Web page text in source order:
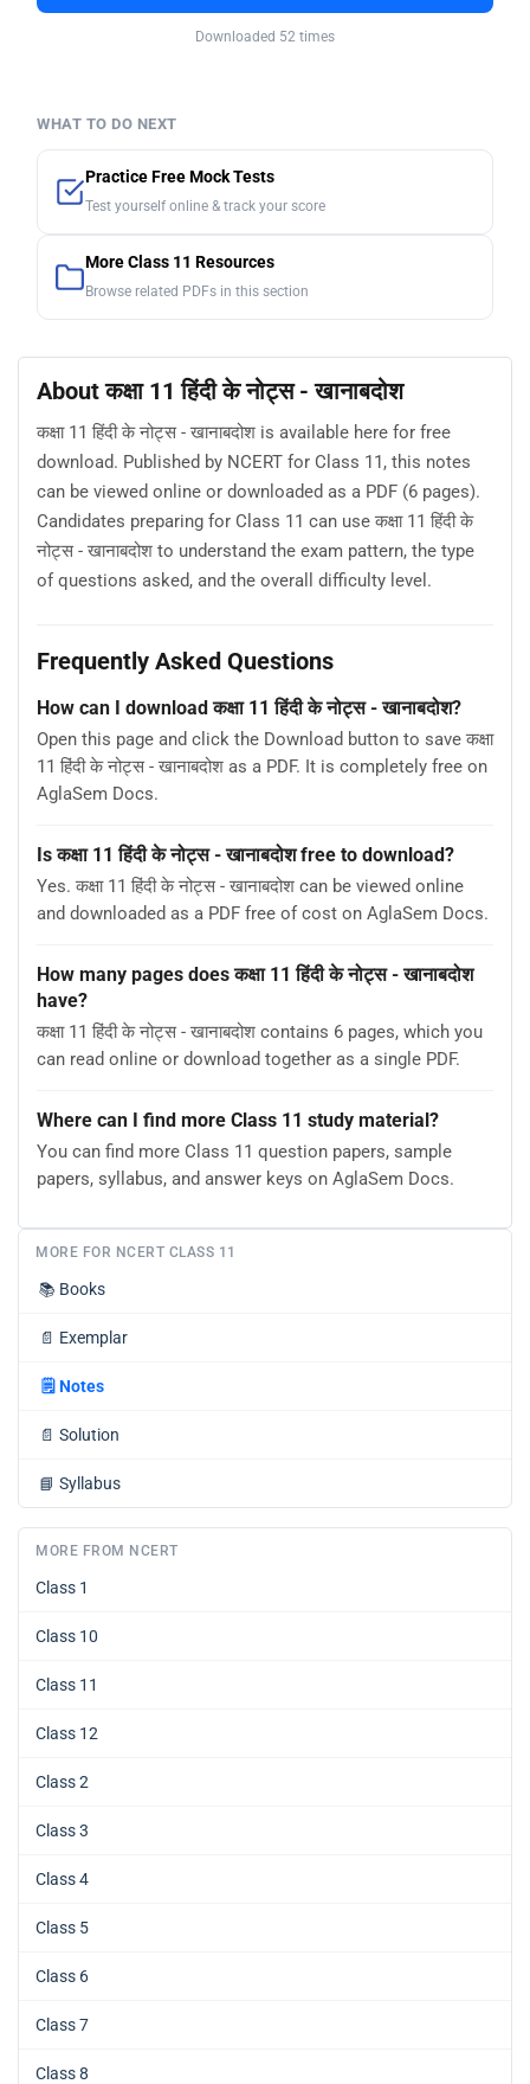
Downloaded 52 times
WHAT TO DO NEXT
Practice Free Mock Tests
Test yourself online & track your score
More Class 11 Resources
Browse related PDFs in this section
About कक्षा 11 हिंदी के नोट्स - खानाबदोश
कक्षा 11 हिंदी के नोट्स - खानाबदोश is available here for free
download. Published by NCERT for Class 11, this notes
can be viewed online or downloaded as a PDF (6 pages).
Candidates preparing for Class 11 can use कक्षा 11 हिंदी के
नोट्स - खानाबदोश to understand the exam pattern, the type
of questions asked, and the overall difficulty level.
Frequently Asked Questions
How can I download कक्षा 11 हिंदी के नोट्स - खानाबदोश?
Open this page and click the Download button to save कक्षा
11 हिंदी के नोट्स - खानाबदोश as a PDF. It is completely free on
AglaSem Docs.
Is कक्षा 11 हिंदी के नोट्स - खानाबदोश free to download?
Yes. कक्षा 11 हिंदी के नोट्स - खानाबदोश can be viewed online
and downloaded as a PDF free of cost on AglaSem Docs.
How many pages does कक्षा 11 हिंदी के नोट्स - खानाबदोश
have?
कक्षा 11 हिंदी के नोट्स - खानाबदोश contains 6 pages, which you
can read online or download together as a single PDF.
Where can I find more Class 11 study material?
You can find more Class 11 question papers, sample
papers, syllabus, and answer keys on AglaSem Docs.
MORE FOR NCERT CLASS 11
📚 Books
📄 Exemplar
🗒️ Notes
📄 Solution
📘 Syllabus
MORE FROM NCERT
Class 1
Class 10
Class 11
Class 12
Class 2
Class 3
Class 4
Class 5
Class 6
Class 7
Class 8